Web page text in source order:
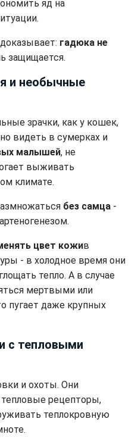
яд на
гадюка не
защищается.
и необычные
зрачки, как у кошек,
видеть в сумерках и
малышей, не
выживать
климате.
без самца -
цвет кожив
- в холодное время они
тепло. А в случае
мертвыми или
пугает даже крупных
с тепловыми
и охоты. Они
рецепторы,
теплокровную